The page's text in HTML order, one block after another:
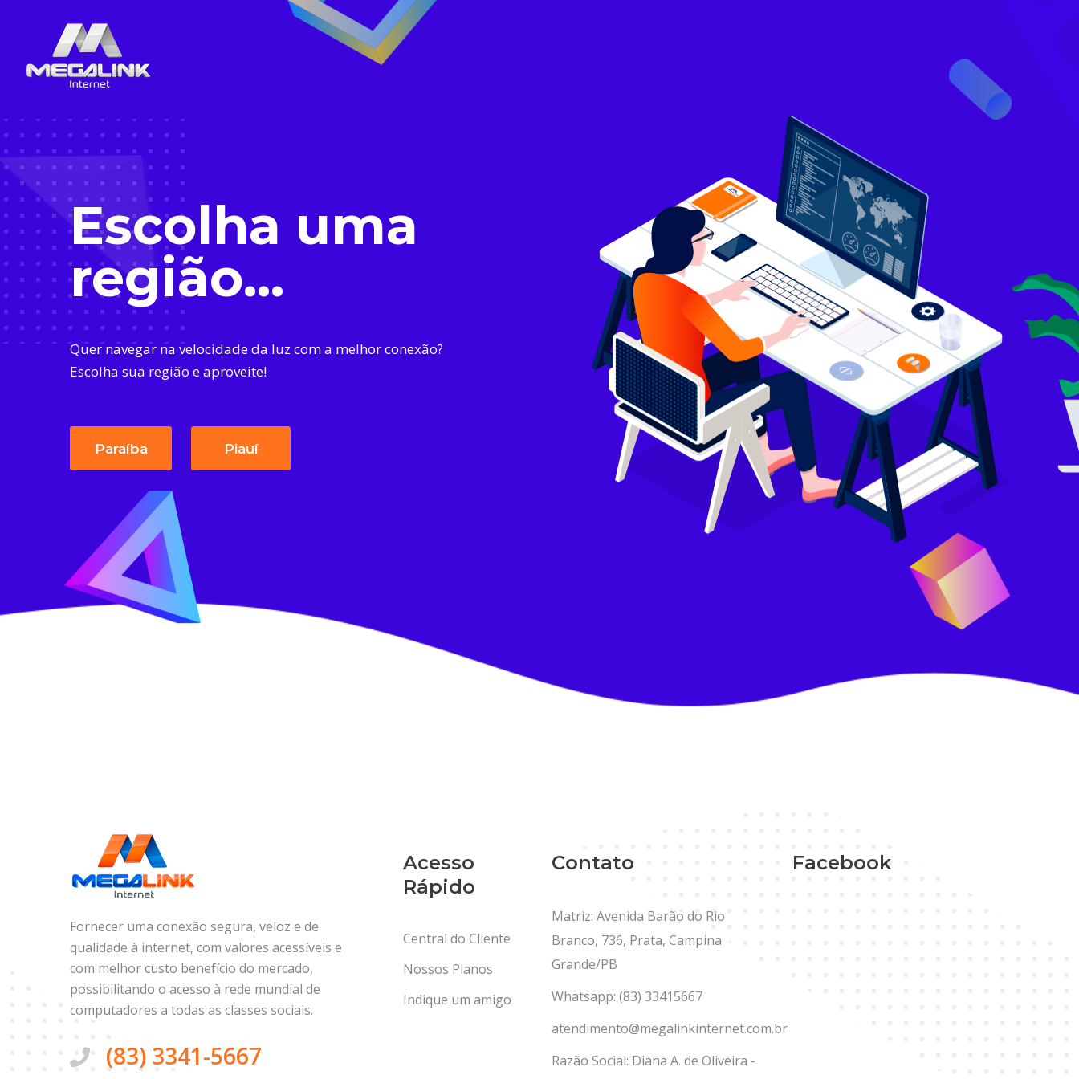
Escolha uma
região...
Quer navegar na velocidade da luz com a melhor conexão?
Escolha sua região e aproveite!
Paraíba Piauí
Fornecer uma conexão segura, veloz e de
qualidade à internet, com valores acessíveis e
com melhor custo benefício do mercado,
possibilitando o acesso à rede mundial de
computadores a todas as classes sociais.
(83) 3341-5667
Acesso
Rápido
Central do Cliente
Nossos Planos
Indique um amigo
Contato
Matriz: Avenida Barão do Rio
Branco, 736, Prata, Campina
Grande/PB
Whatsapp: (83) 33415667
atendimento@megalinkinternet.com.br
Razão Social: Diana A. de Oliveira -
Facebook